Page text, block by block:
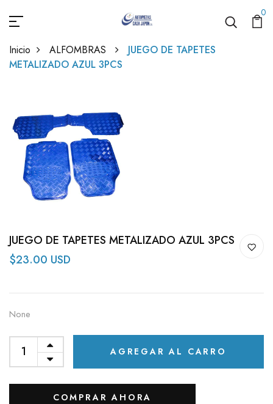
0
Inicio ALFOMBRAS
JUEGO DE TAPETES
METALIZADO AZUL 3PCS
JUEGO DE TAPETES METALIZADO AZUL 3PCS
$23.00 USD
None
AGREGAR AL CARRO
COMPRAR AHORA